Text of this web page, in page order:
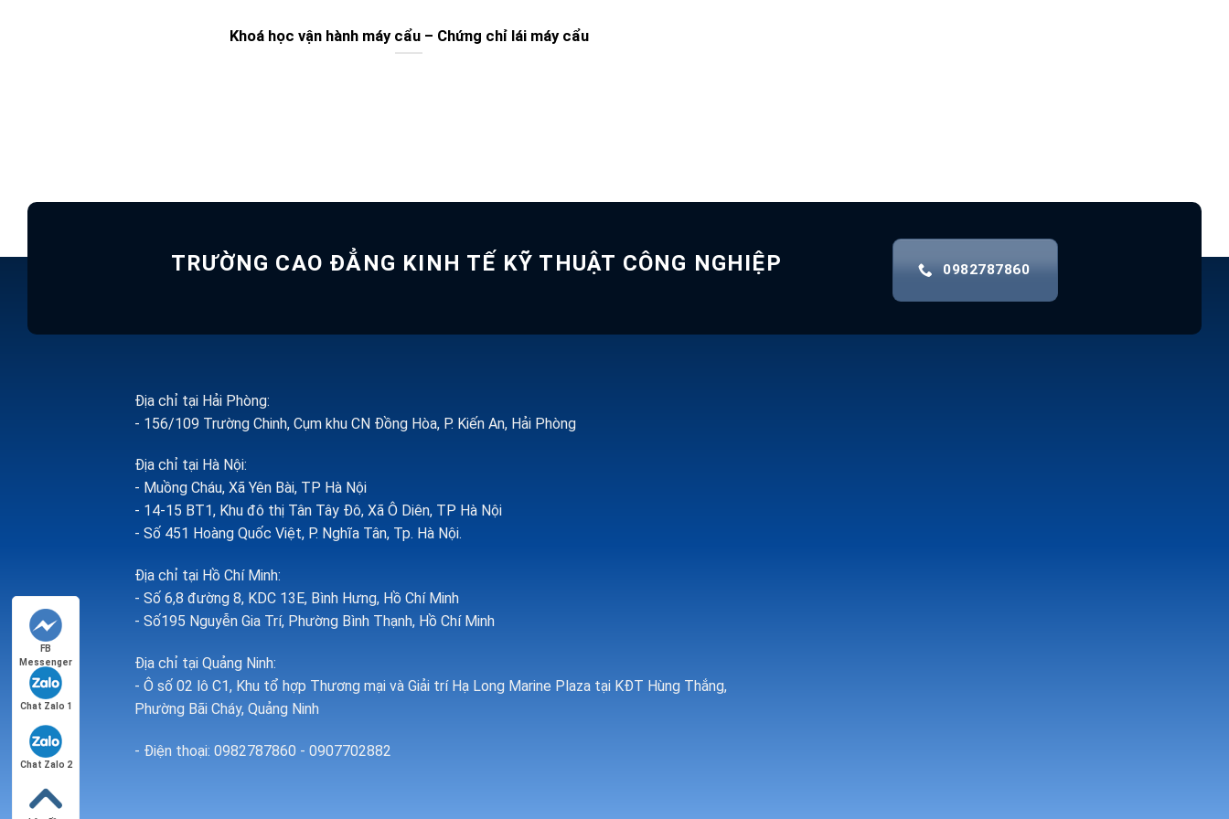
Khoá học vận hành máy cẩu – Chứng chỉ lái máy cẩu
TRƯỜNG CAO ĐẲNG KINH TẾ KỸ THUẬT CÔNG NGHIỆP 0982787860
Địa chỉ tại Hải Phòng:
- 156/109 Trường Chinh, Cụm khu CN Đồng Hòa, P. Kiến An, Hải Phòng
Địa chỉ tại Hà Nội:
- Muồng Cháu, Xã Yên Bài, TP Hà Nội
- 14-15 BT1, Khu đô thị Tân Tây Đô, Xã Ô Diên, TP Hà Nội
- Số 451 Hoàng Quốc Việt, P. Nghĩa Tân, Tp. Hà Nội.
Địa chỉ tại Hồ Chí Minh:
- Số 6,8 đường 8, KDC 13E, Bình Hưng, Hồ Chí Minh
- Số195 Nguyễn Gia Trí, Phường Bình Thạnh, Hồ Chí Minh
Địa chỉ tại Quảng Ninh:
- Ô số 02 lô C1, Khu tổ hợp Thương mại và Giải trí Hạ Long Marine Plaza tại KĐT Hùng Thắng,
Phường Bãi Cháy, Quảng Ninh
- Điện thoại: 0982787860 - 0907702882
FB
Messenger
Chat Zalo 1
Chat Zalo 2